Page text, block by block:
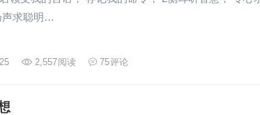
声求聪明…
2,557阅读 75评论